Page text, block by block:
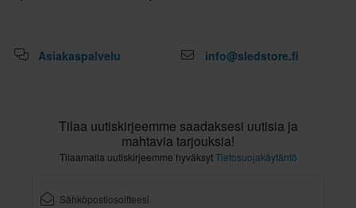
Asiakaspalvelu info@sledstore.fi
Tilaa uutiskirjeemme saadaksesi uutisia ja
mahtavia tarjouksia!
Tilaamalla uutiskirjeemme hyväksytTietosuojakäytäntö